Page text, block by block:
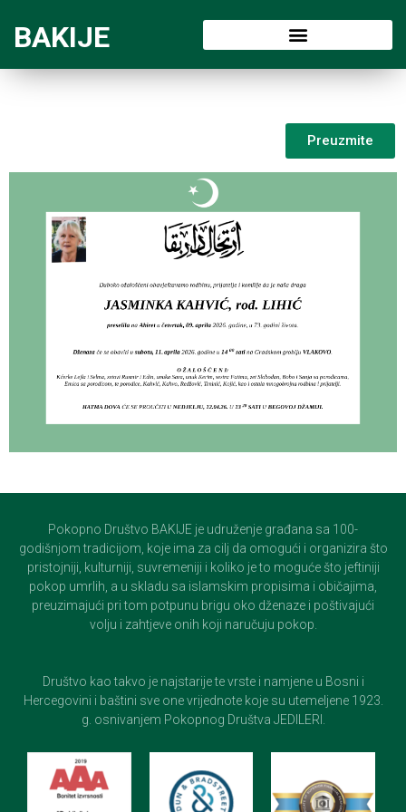
BAKIJE
Preuzmite
Pokopno Društvo BAKIJE je udruženje građana sa 100-
godišnjom tradicijom, koje ima za cilj da omogući i organizira što
pristojniji, kulturniji, suvremeniji i koliko je to moguće što jeftiniji
pokop umrlih, a u skladu sa islamskim propisima i običajima,
preuzimajući pri tom potpunu brigu oko dženaze i poštivajući
volju i zahtjeve onih koji naručuju pokop.
Društvo kao takvo je najstarije te vrste i namjene u Bosni i
Hercegovini i baštini sve one vrijednote koje su utemeljene 1923.
g. osnivanjem Pokopnog Društva JEDILERI.